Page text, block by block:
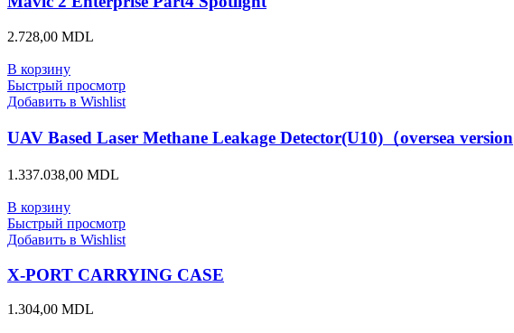
2.728,00 MDL
В корзину
Быстрый просмотр
Добавить в Wishlist
UAV Based Laser Methane Leakage Detector(U10)（oversea version
1.337.038,00 MDL
В корзину
Быстрый просмотр
Добавить в Wishlist
X-PORT CARRYING CASE
1.304,00 MDL